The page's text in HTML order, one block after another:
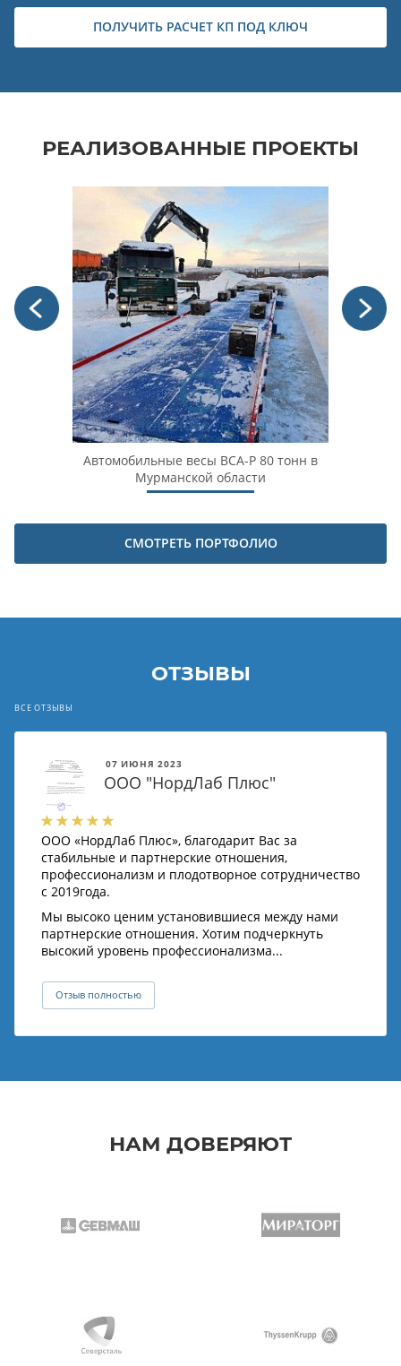
ПОЛУЧИТЬ РАСЧЕТ КП ПОД КЛЮЧ
РЕАЛИЗОВАННЫЕ ПРОЕКТЫ
Автомобильные весы ВСА-Р 80 тонн в
Мурманской области
СМОТРЕТЬ ПОРТФОЛИО
ОТЗЫВЫ
ВСЕ ОТЗЫВЫ
07 ИЮНЯ 2023
ООО "НордЛаб Плюс"
ООО «НордЛаб Плюс», благодарит Вас за
стабильные и партнерские отношения,
профессионализм и плодотворное сотрудничество
с 2019года.
Мы высоко ценим установившиеся между нами
партнерские отношения. Хотим подчеркнуть
высокий уровень профессионализма...
Отзыв полностью
НАМ ДОВЕРЯЮТ